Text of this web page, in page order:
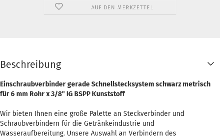
AUF DEN MERKZETTEL
Beschreibung
Einschraubverbinder gerade Schnellstecksystem schwarz metrisch
für 6 mm Rohr x 3/8" IG BSPP Kunststoff
Wir bieten Ihnen eine große Palette an Steckverbinder und
Schraubverbindern für die Getränkeindustrie und
Wasseraufbereitung. Unsere Auswahl an Verbindern des